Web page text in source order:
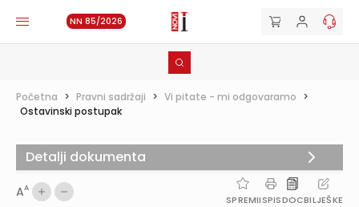
NN 85/2026
Početna > Pravni sadržaji > Vi pitate - mi odgovaramo >
Ostavinski postupak
AA
SPREMIISPISDOCBILJEŠKE
Detalji dokumenta